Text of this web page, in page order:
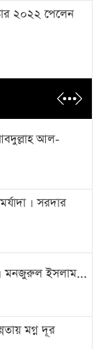
২০২২ পেলেন
আল-
। সরদার
।। মনজুরুল ইসলাম...
মগ্ন দূর